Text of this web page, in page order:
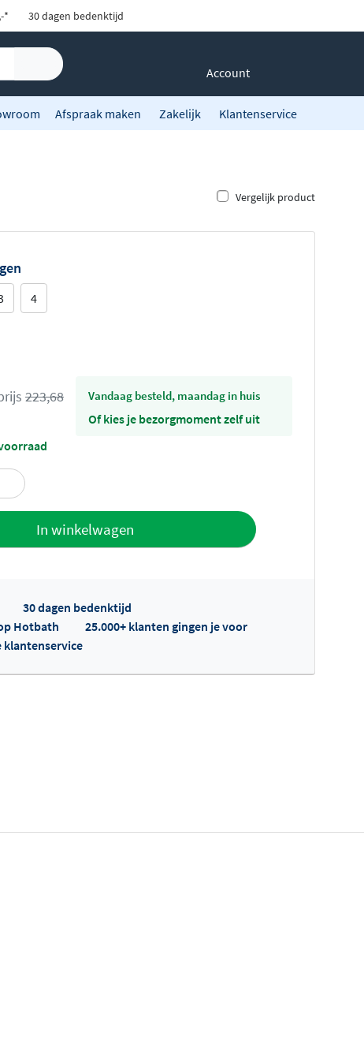
* 30 dagen bedenktijd
Account
Afspraak maken Zakelijk Klantenservice
Vergelijk product
4
223,68 vandaag besteld, maandag in huis
Of kies je bezorgmoment zelf uit
In winkelwagen
offerte
Offertes ophalen...
30 dagen bedenktijd
Hotbath
25.000+ klanten gingen je voor
klantenservice